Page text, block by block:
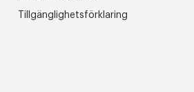
Tillgänglighetsförklaring